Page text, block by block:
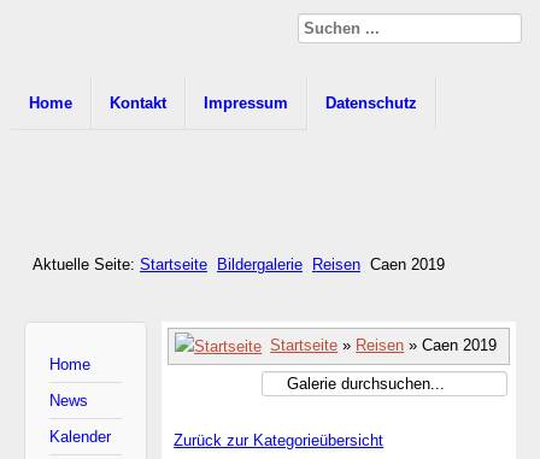
Home Kontakt Impressum Datenschutz
Aktuelle Seite: Startseite Bildergalerie Reisen Caen 2019
Home
News
Kalender
Startseite » Reisen » Caen 2019
Zurück zur Kategorieübersicht